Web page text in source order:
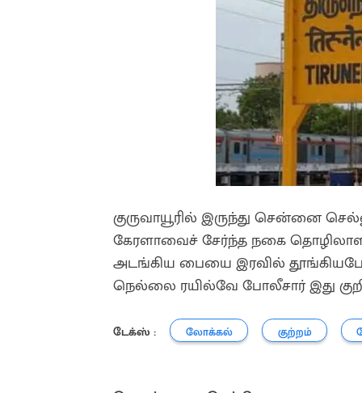
குருவாயூரில் இருந்து சென்னை
கேரளாவைச் சேர்ந்த நகை
அடங்கிய பையை இரவில்
நெல்லை ரயில்வே போலீசார் இது
டேக்ஸ் : லோக்கல் குற்றம்